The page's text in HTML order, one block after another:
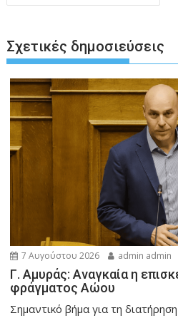
Σχετικές δημοσιεύσεις
7 Αυγούστου 2026 admin admin
Γ. Αμυράς: Αναγκαία η
φράγματος Αώου
Σημαντικό βήμα για τη